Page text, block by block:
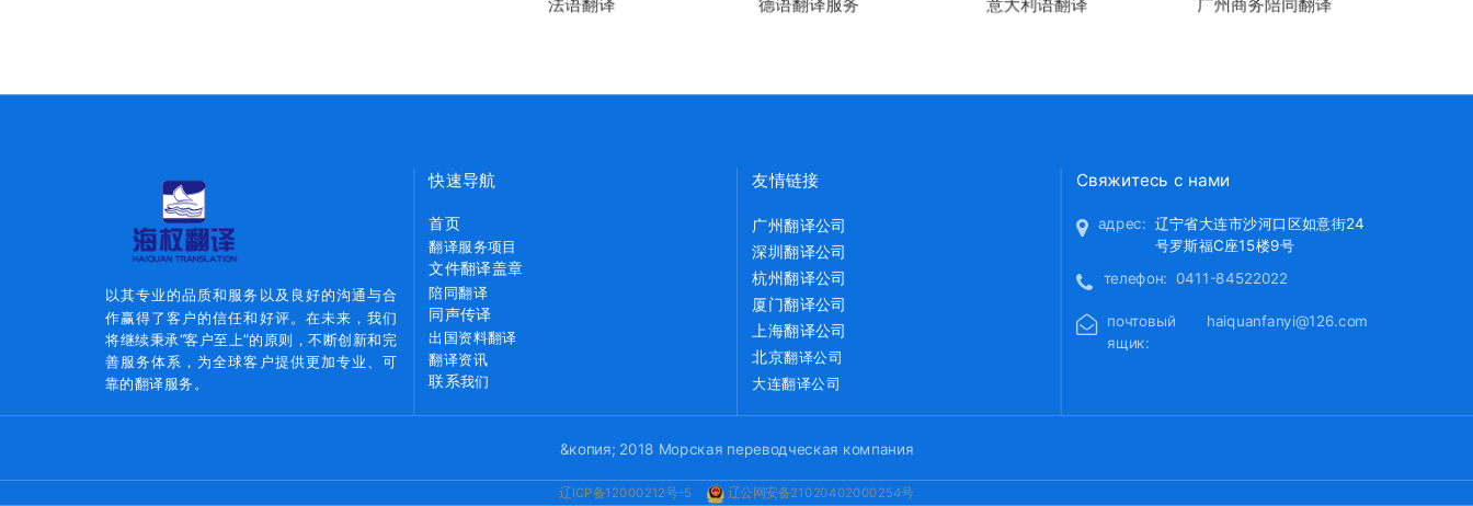
法语翻译 德语翻译服务 意大利语翻译 广州商务陪同翻译
以其专业的品质和服务以及良好的沟通与合
作赢得了客户的信任和好评。在未来，我们
将继续秉承“客户至上”的原则，不断创新和完
善服务体系，为全球客户提供更加专业、可
靠的翻译服务。
快速导航
首页
翻译服务项目
文件翻译盖章
陪同翻译
同声传译
出国资料翻译
翻译资讯
联系我们
友情链接
广州翻译公司
深圳翻译公司
杭州翻译公司
厦门翻译公司
上海翻译公司
北京翻译公司
大连翻译公司
Свяжитесь с нами
адрес: 辽宁省大连市沙河口区如意街24
号罗斯福C座15楼9号
телефон: 0411-84522022
почтовый
ящик:
haiquanfanyi@126.com
&копия; 2018 Морская переводческая компания
辽ICP备12000212号-5 辽公网安备21020402000254号